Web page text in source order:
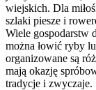
wiejskich. Dla
szlaki piesze i
Wiele gospodarstw
można łowić ryby
organizowane są
mają okazję
tradycje i zwyczaje.